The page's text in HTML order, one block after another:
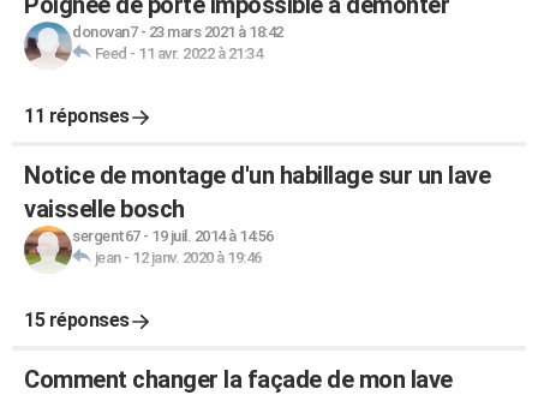
donovan7- 23 mars 2021 à 18:42
Feed - 11 avr. 2022 à 21:34
11 réponses
Notice de montage d'un habillage sur un lave
vaisselle bosch
sergent67- 19 juil. 2014 à 14:56
jean- 12 janv. 2020 à 19:46
15 réponses
Comment changer la façade de mon lave